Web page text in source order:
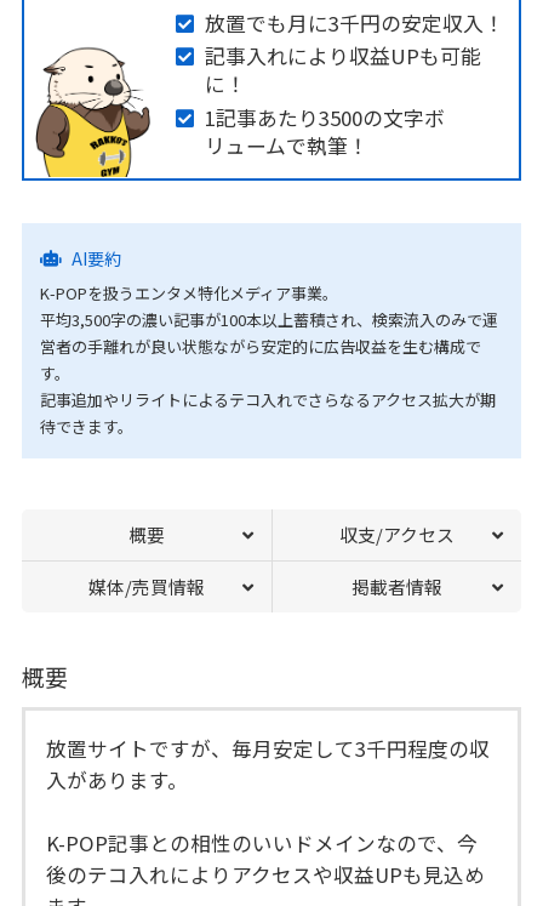
放置でも月に3千円の安定収入！
記事入れにより収益UPも可能
に！
1記事あたり3500の文字ボ
リュームで執筆！
AI要約
K-POPを扱うエンタメ特化メディア事業。
平均3,500字の濃い記事が100本以上蓄積され、検索流入のみで運
営者の手離れが良い状態ながら安定的に広告収益を生む構成で
す。
記事追加やリライトによるテコ入れでさらなるアクセス拡大が期
待できます。
概要 収支/アクセス
媒体/売買情報 掲載者情報
概要
放置サイトですが、毎月安定して3千円程度の収
入があります。
K-POP記事との相性のいいドメインなので、今
後のテコ入れによりアクセスや収益UPも見込め